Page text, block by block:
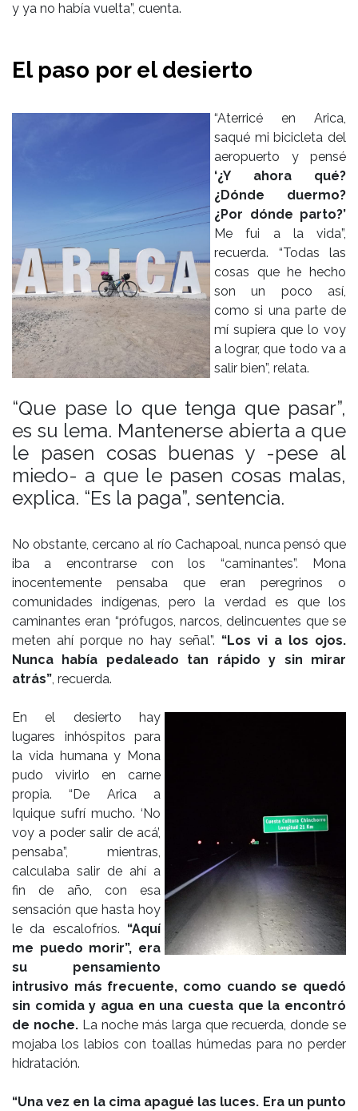
y ya no había vuelta”, cuenta.
El paso por el desierto
“Aterricé en Arica,
saqué mi bicicleta del
aeropuerto y pensé
‘¿Y ahora qué?
¿Dónde duermo?
¿Por dónde parto?’
Me fui a la vida”,
recuerda. “Todas las
cosas que he hecho
son un poco así,
como si una parte de
mí supiera que lo voy
a lograr, que todo va a
salir bien”, relata.
“Que pase lo que tenga que pasar”,
es su lema. Mantenerse abierta a que
le pasen cosas buenas y -pese al
miedo- a que le pasen cosas malas,
explica. “Es la paga”, sentencia.
No obstante, cercano al río Cachapoal, nunca pensó que
iba a encontrarse con los “caminantes”. Mona
inocentemente pensaba que eran peregrinos o
comunidades indígenas, pero la verdad es que los
caminantes eran “prófugos, narcos, delincuentes que se
meten ahí porque no hay señal”. “Los vi a los ojos.
Nunca había pedaleado tan rápido y sin mirar
atrás”, recuerda.
En el desierto hay
lugares inhóspitos para
la vida humana y Mona
pudo vivirlo en carne
propia. “De Arica a
Iquique sufrí mucho. ‘No
voy a poder salir de acá’,
pensaba”, mientras,
calculaba salir de ahí a
fin de año, con esa
sensación que hasta hoy
le da escalofríos. “Aquí
me puedo morir”, era
su pensamiento
intrusivo más frecuente, como cuando se quedó
sin comida y agua en una cuesta que la encontró
de noche. La noche más larga que recuerda, donde se
mojaba los labios con toallas húmedas para no perder
hidratación.
“Una vez en la cima apagué las luces. Era un punto